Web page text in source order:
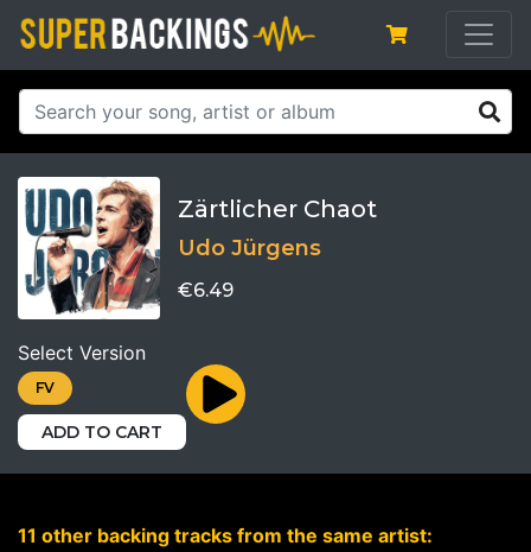
Zärtlicher Chaot
Udo Jürgens
€6.49
Select Version
FV
ADD TO CART
11 other backing tracks from the same artist: